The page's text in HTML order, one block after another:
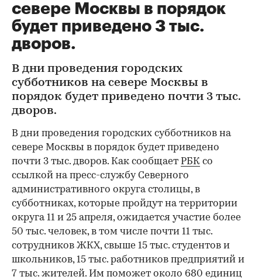
севере Москвы в порядок
будет приведено 3 тыс.
дворов.
В дни проведения городских
субботников на севере Москвы в
порядок будет приведено почти 3 тыс.
дворов.
В дни проведения городских субботников на
севере Москвы в порядок будет приведено
почти 3 тыс. дворов. Как сообщает РБК со
ссылкой на пресс-службу Северного
административного округа столицы, в
субботниках, которые пройдут на территории
округа 11 и 25 апреля, ожидается участие более
50 тыс. человек, в том числе почти 11 тыс.
сотрудников ЖКХ, свыше 15 тыс. студентов и
школьников, 15 тыс. работников предприятий и
7 тыс. жителей. Им поможет около 680 единиц